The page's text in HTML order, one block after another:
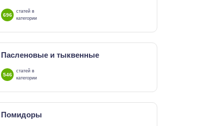
696
статей в
категории
Пасленовые и тыквенные
546
статей в
категории
Помидоры